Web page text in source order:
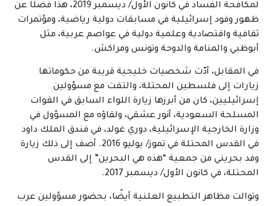
لمكافحة الفساد في كانون الأول/ ديسمبر 2019، هذا فضلًا عن
ظهور وفود إسرائيلية في مسابقات دولية رياضية، ومؤتمرات
ثقافية واقتصادية وعلمية دولية في عواصم عربية، مثل
أبوظبي والمنامة والدوحة وتونس ومراكش.
في المقابل، أدّت شخصيات خليجية قريبة من حكوماتها
زيارات إلى فلسطين المحتلة، والتقت مع مسؤولين
إسرائيليين، كان من أبرزها زيارة اللواء السابق في القوات
المسلحة السعودية، أنور عشقي، ولقاؤه مع المسؤول في
وزارة الخارجية الإسرائيلية، دوري غولد، في فندق الملك داود
في القدس المحتلة في تموز/ يوليو 2016. أضف إلى ذلك زيارة
وفد بحريني من جمعية “هذه هي البحرين” إلى القدس
المحتلة، في كانون الأول/ ديسمبر 2017.
وتوالت مظاهر التطبيع العلنية أيضًا، بحضور مسؤولين عرب